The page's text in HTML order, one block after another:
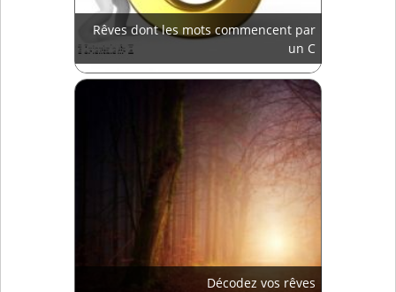
Rêves dont les mots commencent par
un C
Décodez vos rêves